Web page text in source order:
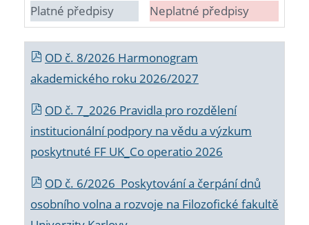
Platné předpisy Neplatné předpisy
OD č. 8/2026 Harmonogram
akademického roku 2026/2027
OD č. 7_2026 Pravidla pro rozdělení
institucionální podpory na vědu a výzkum
poskytnuté FF UK_Co operatio 2026
OD č. 6/2026 Poskytování a čerpání dnů
osobního volna a rozvoje na Filozofické fakultě